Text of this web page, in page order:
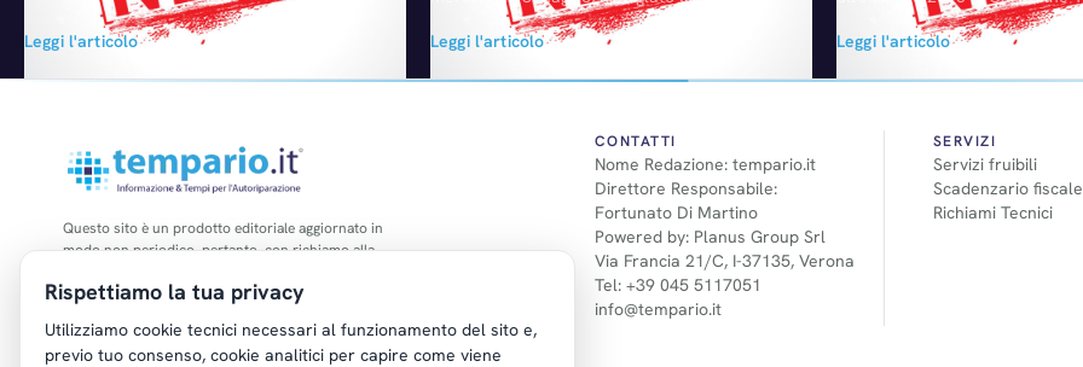
spettro dei settori coinvolti. Raggiungono fino
a un quinto del nostro prodotto interno lordo.
misure, bisognerà conoscere…
Leggi l'articolo
collaborazione per la partecipazione allo
sviluppo del "Tempario per l'Autocarrozzeria"
segmento della carrozzeria. Con la ratifica
odierna dell'accordo, ANC-Confartigianato si
aggiunge, quale ulteriore organizzazione…
Leggi l'articolo
prima scrematura sarà diffusa
in attesa della proclamazione
Leggi l'articolo
Questo sito è un prodotto editoriale aggiornato in
modo non periodico, pertanto, con richiamo alla
obblighi di registrazione di cui all'art. 5 della L.
CONTATTI
Nome Redazione: tempario.it
Direttore Responsabile:
Fortunato Di Martino
Powered by: Planus Group Srl
Via Francia 21/C, I-37135, Verona
Tel: +39 045 5117051
info@tempario.it
SERVIZI
Servizi fruibili
Scadenzario fiscale
Richiami Tecnici
Rispettiamo la tua privacy
Utilizziamo cookie tecnici necessari al funzionamento del sito e,
previo tuo consenso, cookie analitici per capire come viene